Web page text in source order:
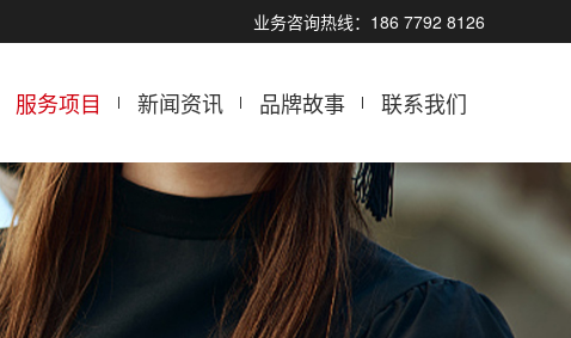
业务咨询热线：186 7792 8126
服务项目 新闻资讯 品牌故事 联系我们